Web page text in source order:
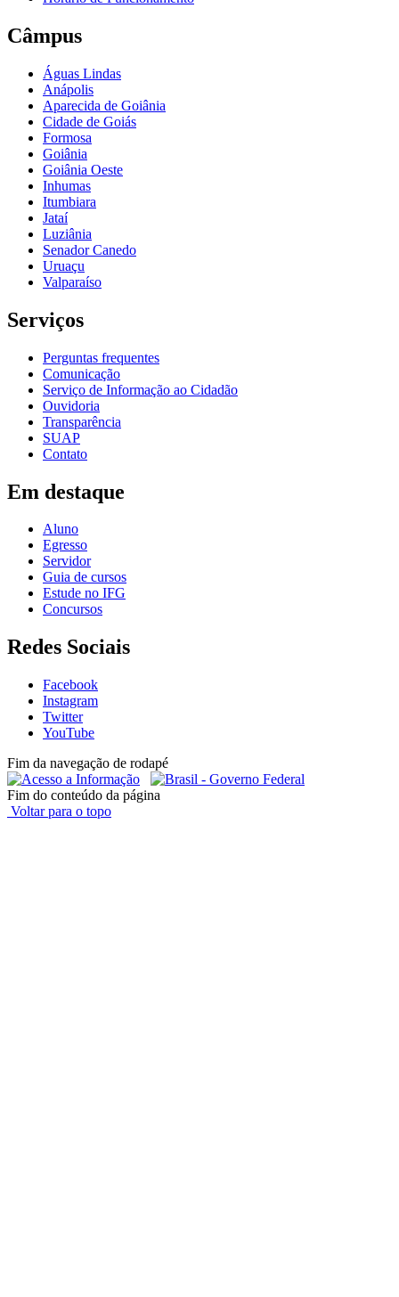
Câmpus
Águas Lindas
Anápolis
Aparecida de Goiânia
Cidade de Goiás
Formosa
Goiânia
Goiânia Oeste
Inhumas
Itumbiara
Jataí
Luziânia
Senador Canedo
Uruaçu
Valparaíso
Serviços
Perguntas frequentes
Comunicação
Serviço de Informação ao Cidadão
Ouvidoria
Transparência
SUAP
Contato
Em destaque
Aluno
Egresso
Servidor
Guia de cursos
Estude no IFG
Concursos
Redes Sociais
Facebook
Instagram
Twitter
YouTube
Fim da navegação de rodapé
Fim do conteúdo da página
Voltar para o topo